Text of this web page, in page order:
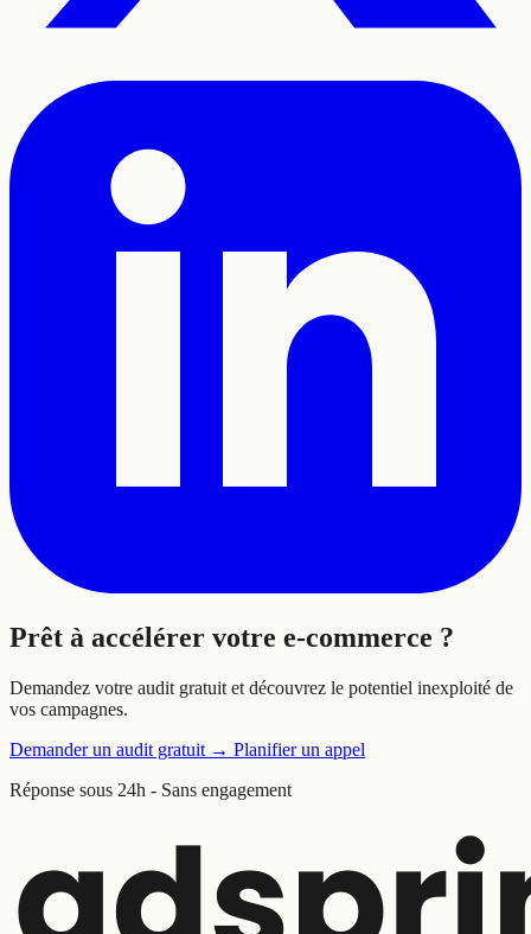
Prêt à accélérer votre e-commerce ?
Demandez votre audit gratuit et découvrez le potentiel inexploité de
vos campagnes.
Demander un audit gratuit → Planifier un appel
Réponse sous 24h - Sans engagement